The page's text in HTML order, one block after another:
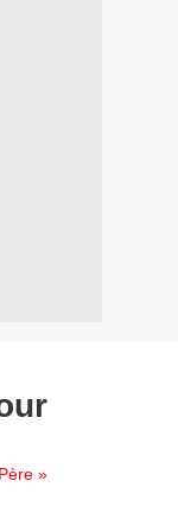
»